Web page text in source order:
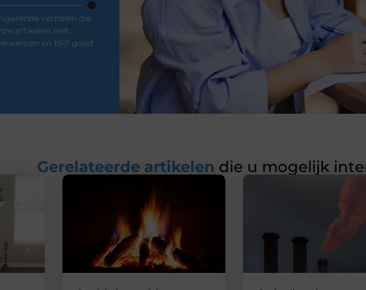
verhalen die
artikelen niet.
en blijf goed
Gerelateerde artikelen die u mogelijk